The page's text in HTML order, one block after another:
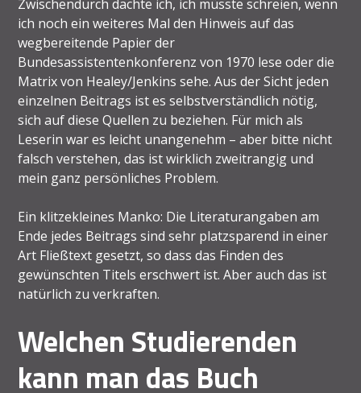
Zwischendurch dachte ich, ich müsste schreien, wenn
ich noch ein weiteres Mal den Hinweis auf das
wegbereitende Papier der
Bundesassistentenkonferenz von 1970 lese oder die
Matrix von Healey/Jenkins sehe. Aus der Sicht jeden
einzelnen Beitrags ist es selbstverständlich nötig,
sich auf diese Quellen zu beziehen. Für mich als
Leserin war es leicht unangenehm – aber bitte nicht
falsch verstehen, das ist wirklich zweitrangig und
mein ganz persönliches Problem.
Ein klitzekleines Manko: Die Literaturangaben am
Ende jedes Beitrags sind sehr platzsparend in einer
Art Fließtext gesetzt, so dass das Finden des
gewünschten Titels erschwert ist. Aber auch das ist
natürlich zu verkraften.
Welchen Studierenden
kann man das Buch